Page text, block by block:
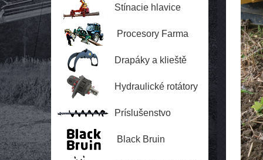
Stínacie hlavice
Procesory Farma
Drapáky a klieště
Hydraulické rotátory
Príslušenstvo
Black Bruin